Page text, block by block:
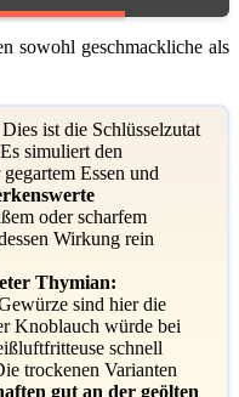
sowohl geschmackliche als
Dies ist die Schlüsselzutat
simuliert den
Essen und
oder scharfem
Wirkung rein
Thymian:
sind hier die
Knoblauch würde bei
schnell
trockenen Varianten
gut an der geölten